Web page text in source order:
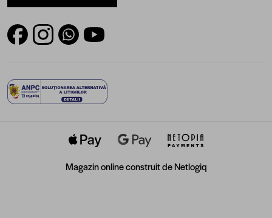
Magazin online construit deNetlogiq